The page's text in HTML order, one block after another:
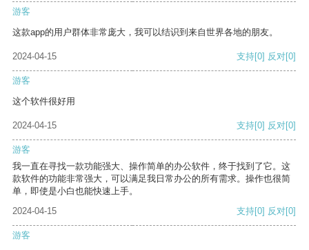
游客
这款app的用户群体非常庞大，我可以结识到来自世界各地的朋友。
2024-04-15 支持[0] 反对[0]
游客
这个软件很好用
2024-04-15 支持[0] 反对[0]
游客
我一直在寻找一款功能强大、操作简单的办公软件，终于找到了它。这
款软件的功能非常强大，可以满足我日常办公的所有需求。操作也很简
单，即使是小白也能快速上手。
2024-04-15
支持[0] 反对[0]
游客